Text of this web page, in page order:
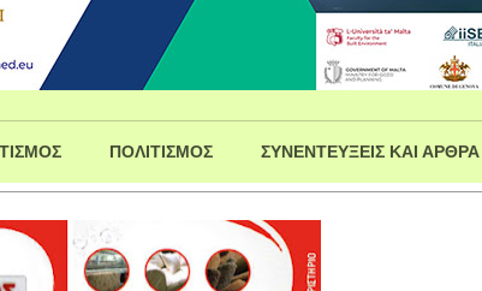
ΠΟΛΙΤΙΣΜΟΣ ΣΥΝΕΝΤΕΥΞΕΙΣ ΚΑΙ ΑΡΘΡΑ